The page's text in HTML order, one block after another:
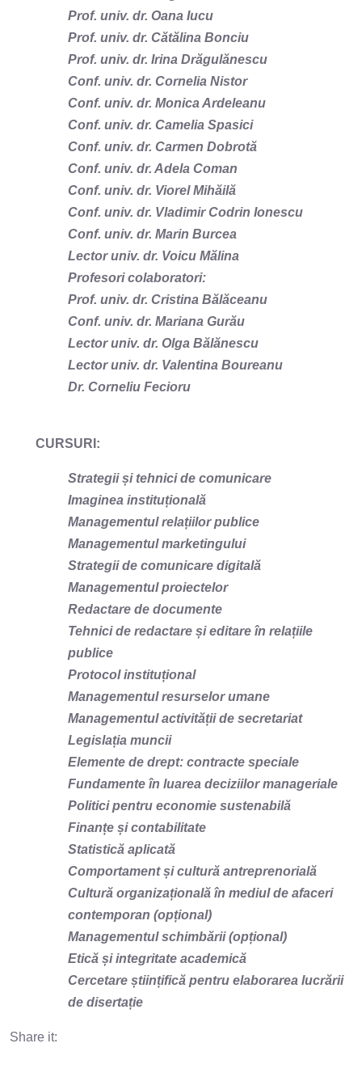
Prof. univ. dr. Oana Iucu
Prof. univ. dr. Cătălina Bonciu
Prof. univ. dr. Irina Drăgulănescu
Conf. univ. dr. Cornelia Nistor
Conf. univ. dr. Monica Ardeleanu
Conf. univ. dr. Camelia Spasici
Conf. univ. dr. Carmen Dobrotă
Conf. univ. dr. Adela Coman
Conf. univ. dr. Viorel Mihăilă
Conf. univ. dr. Vladimir Codrin Ionescu
Conf. univ. dr. Marin Burcea
Lector univ. dr. Voicu Mălina
Profesori colaboratori:
Prof. univ. dr. Cristina Bălăceanu
Conf. univ. dr. Mariana Gurău
Lector univ. dr. Olga Bălănescu
Lector univ. dr. Valentina Boureanu
Dr. Corneliu Fecioru
CURSURI:
Strategii și tehnici de comunicare
Imaginea instituțională
Managementul relațiilor publice
Managementul marketingului
Strategii de comunicare digitală
Managementul proiectelor
Redactare de documente
Tehnici de redactare și editare în relațiile
publice
Protocol instituțional
Managementul resurselor umane
Managementul activității de secretariat
Legislația muncii
Elemente de drept: contracte speciale
Fundamente în luarea deciziilor manageriale
Politici pentru economie sustenabilă
Finanțe și contabilitate
Statistică aplicată
Comportament și cultură antreprenorială
Cultură organizațională în mediul de afaceri
contemporan (opțional)
Managementul schimbării (opțional)
Etică și integritate academică
Cercetare științifică pentru elaborarea lucrării
de disertație
Share it: